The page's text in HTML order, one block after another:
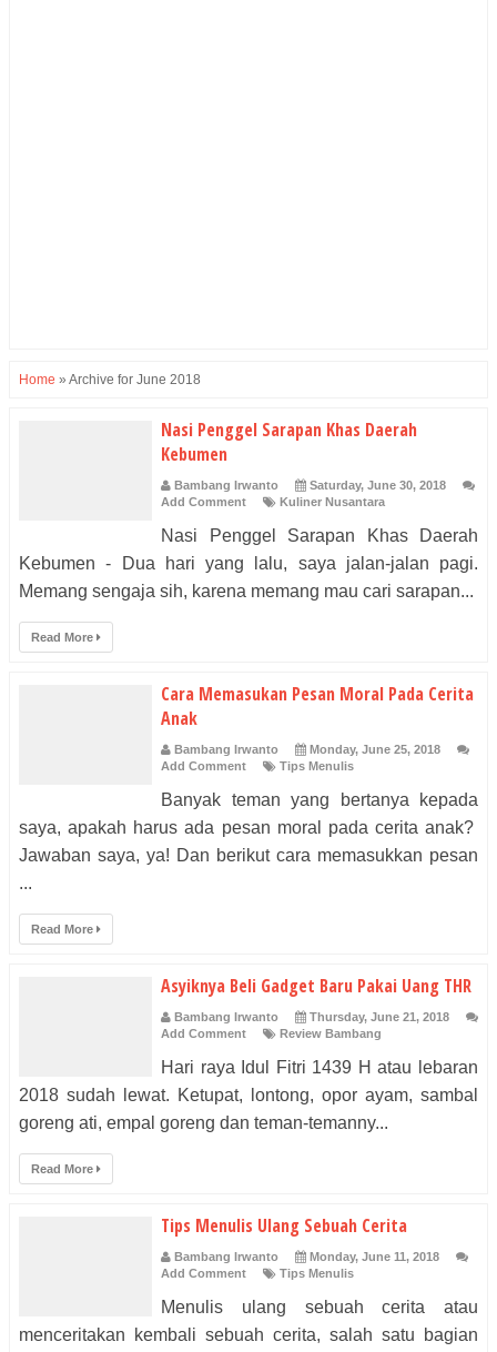
Home » Archive for June 2018
Nasi Penggel Sarapan Khas Daerah
Kebumen
Bambang Irwanto
Saturday, June 30, 2018
Add Comment
Kuliner Nusantara
Nasi Penggel Sarapan Khas Daerah
Kebumen - Dua hari yang lalu, saya jalan-jalan pagi.
Memang sengaja sih, karena memang mau cari sarapan...
Read More
Cara Memasukan Pesan Moral Pada Cerita
Anak
Bambang Irwanto
Monday, June 25, 2018
Add Comment
Tips Menulis
Banyak teman yang bertanya kepada
saya, apakah harus ada pesan moral pada cerita anak?
Jawaban saya, ya! Dan berikut cara memasukkan pesan
...
Read More
Asyiknya Beli Gadget Baru Pakai Uang THR
Bambang Irwanto
Thursday, June 21, 2018
Add Comment
Review Bambang
Hari raya Idul Fitri 1439 H atau lebaran
2018 sudah lewat. Ketupat, lontong, opor ayam, sambal
goreng ati, empal goreng dan teman-temanny...
Read More
Tips Menulis Ulang Sebuah Cerita
Bambang Irwanto
Monday, June 11, 2018
Add Comment
Tips Menulis
Menulis ulang sebuah cerita atau
menceritakan kembali sebuah cerita, salah satu bagian